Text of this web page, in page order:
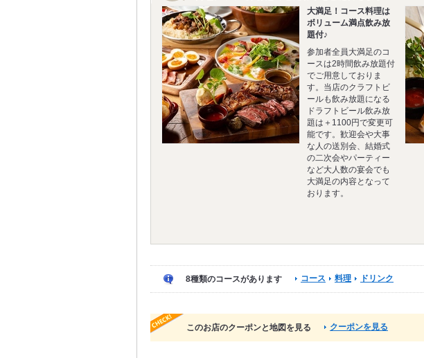
大満足！コース料理は
ボリューム満点飲み放
題付♪
参加者全員大満足のコ
ースは2時間飲み放題付
でご用意しておりま
す。当店のクラフトビ
ールも飲み放題になる
ドラフトビール飲み放
題は＋1100円で変更可
能です。歓迎会や大事
な人の送別会、結婚式
の二次会やパーティー
など大人数の宴会でも
大満足の内容となって
おります。
8種類のコースがあります コース 料理 ドリンク
このお店のクーポンと地図を見る クーポンを見る